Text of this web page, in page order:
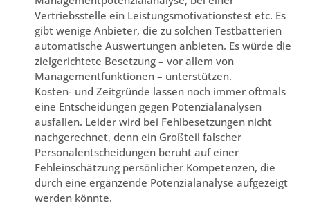
Vertriebsstelle ein Leistungsmotivationstest etc. Es
gibt wenige Anbieter, die zu solchen Testbatterien
automatische Auswertungen anbieten. Es würde die
zielgerichtete Besetzung – vor allem von
Managementfunktionen – unterstützen.
Kosten- und Zeitgründe lassen noch immer oftmals
eine Entscheidungen gegen Potenzialanalysen
ausfallen. Leider wird bei Fehlbesetzungen nicht
nachgerechnet, denn ein Großteil falscher
Personalentscheidungen beruht auf einer
Fehleinschätzung persönlicher Kompetenzen, die
durch eine ergänzende Potenzialanalyse aufgezeigt
werden könnte.